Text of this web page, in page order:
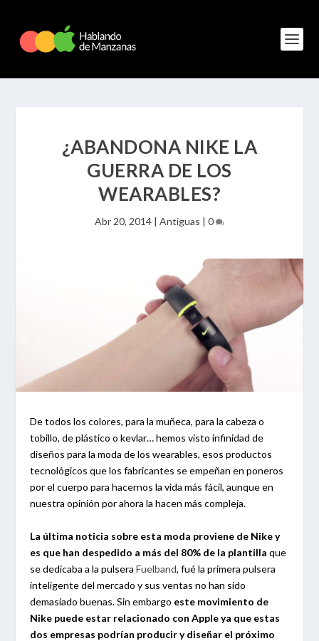
¿ABANDONA NIKE LA
GUERRA DE LOS
WEARABLES?
Abr 20, 2014 | Antiguas | 0
De todos los colores, para la muñeca, para la cabeza o
tobillo, de plástico o kevlar… hemos visto infinidad de
diseños para la moda de los wearables, esos productos
tecnológicos que los fabricantes se empeñan en poneros
por el cuerpo para hacernos la vida más fácil, aunque en
nuestra opinión por ahora la hacen más compleja.
La última noticia sobre esta moda proviene de Nike y
es que han despedido a más del 80% de la plantilla que
se dedicaba a la pulseraFuelband, fué la primera pulsera
inteligente del mercado y sus ventas no han sido
demasiado buenas. Sin embargo este movimiento de
Nike puede estar relacionado con Apple ya que estas
dos empresas podrían producir y diseñar el próximo